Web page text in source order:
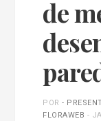
de
POR-
FLORAWEB -